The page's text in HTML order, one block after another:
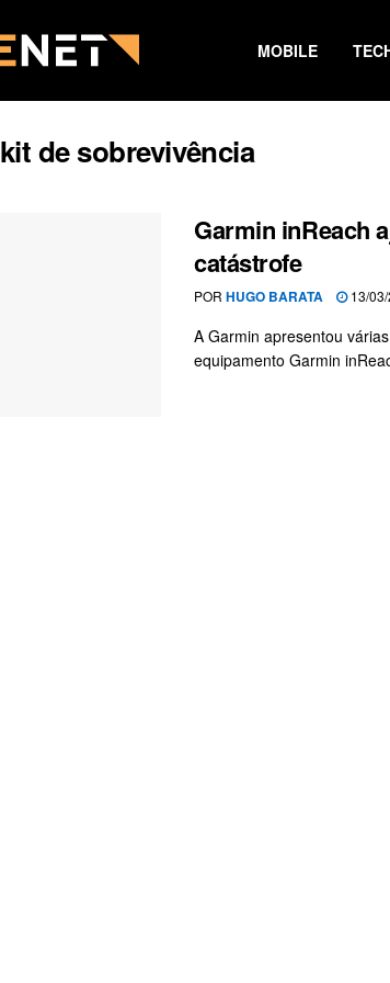
MOBILE
kit de sobrevivência
Garmin inReach
catástrofe
POR HUGO BARATA 13/03/
A Garmin apresentou
equipamento Garmin